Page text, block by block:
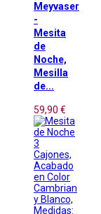
Meyvaser
-
Mesita
de
Noche,
Mesilla
de...
59,90 €